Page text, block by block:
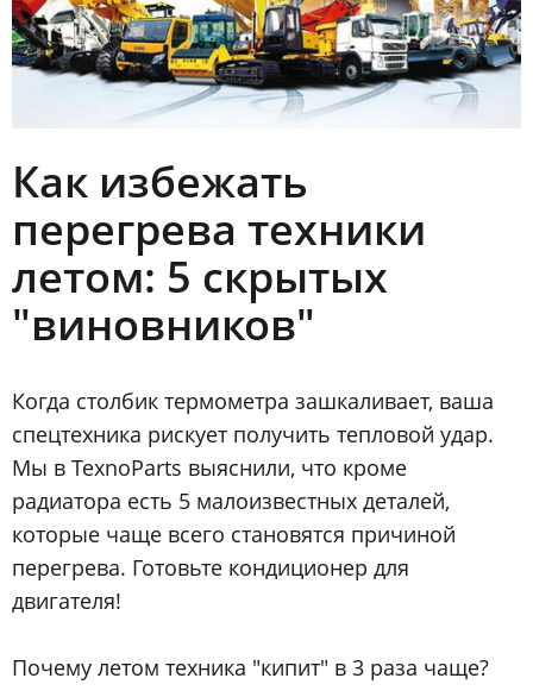
Как избежать
перегрева техники
летом: 5 скрытых
"виновников"
Когда столбик термометра зашкаливает, ваша
спецтехника рискует получить тепловой удар.
Мы в TexnoParts выяснили, что кроме
радиатора есть 5 малоизвестных деталей,
которые чаще всего становятся причиной
перегрева. Готовьте кондиционер для
двигателя!
Почему летом техника "кипит" в 3 раза чаще?